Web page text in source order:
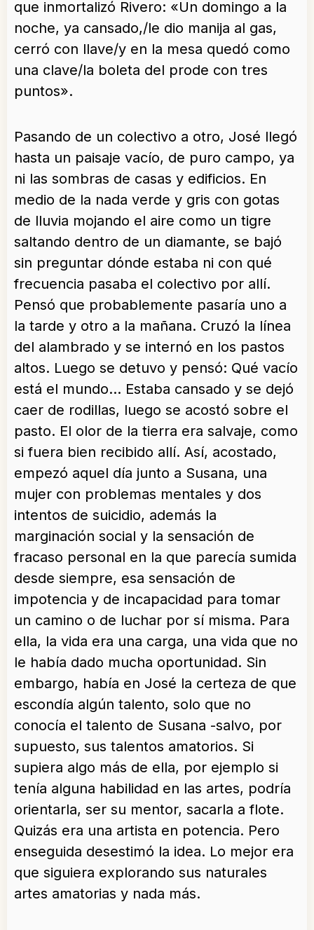
que inmortalizó Rivero: «Un domingo a la
noche, ya cansado,/le dio manija al gas,
cerró con llave/y en la mesa quedó como
una clave/la boleta del prode con tres
puntos».
Pasando de un colectivo a otro, José llegó
hasta un paisaje vacío, de puro campo, ya
ni las sombras de casas y edificios. En
medio de la nada verde y gris con gotas
de lluvia mojando el aire como un tigre
saltando dentro de un diamante, se bajó
sin preguntar dónde estaba ni con qué
frecuencia pasaba el colectivo por allí.
Pensó que probablemente pasaría uno a
la tarde y otro a la mañana. Cruzó la línea
del alambrado y se internó en los pastos
altos. Luego se detuvo y pensó: Qué vacío
está el mundo… Estaba cansado y se dejó
caer de rodillas, luego se acostó sobre el
pasto. El olor de la tierra era salvaje, como
si fuera bien recibido allí. Así, acostado,
empezó aquel día junto a Susana, una
mujer con problemas mentales y dos
intentos de suicidio, además la
marginación social y la sensación de
fracaso personal en la que parecía sumida
desde siempre, esa sensación de
impotencia y de incapacidad para tomar
un camino o de luchar por sí misma. Para
ella, la vida era una carga, una vida que no
le había dado mucha oportunidad. Sin
embargo, había en José la certeza de que
escondía algún talento, solo que no
conocía el talento de Susana -salvo, por
supuesto, sus talentos amatorios. Si
supiera algo más de ella, por ejemplo si
tenía alguna habilidad en las artes, podría
orientarla, ser su mentor, sacarla a flote.
Quizás era una artista en potencia. Pero
enseguida desestimó la idea. Lo mejor era
que siguiera explorando sus naturales
artes amatorias y nada más.